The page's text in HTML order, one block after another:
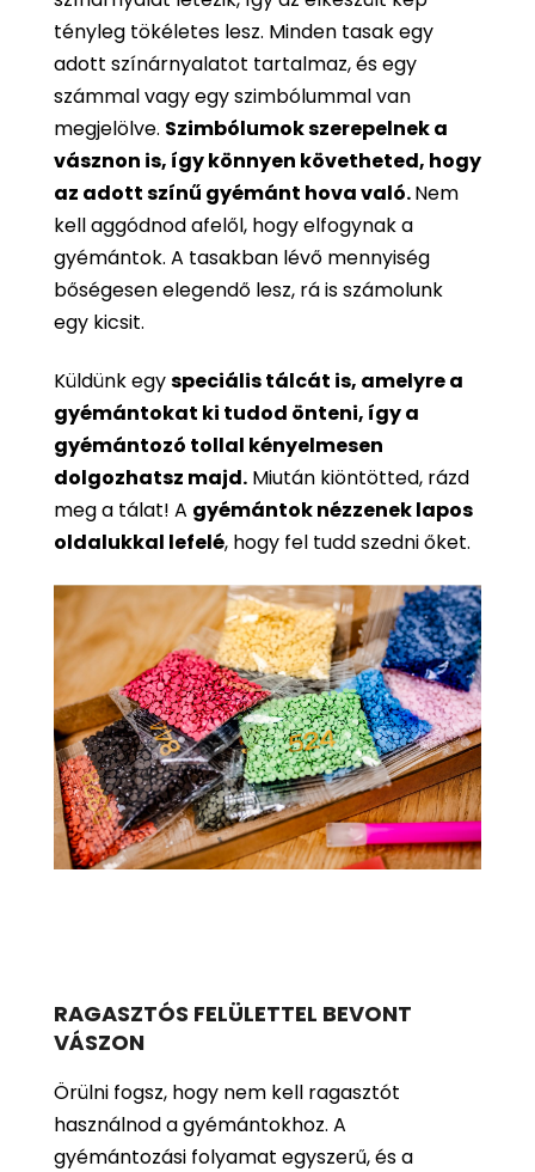
tényleg tökéletes lesz. Minden tasak egy
adott színárnyalatot tartalmaz, és egy
számmal vagy egy szimbólummal van
megjelölve. Szimbólumok szerepelnek a
vásznon is, így könnyen követheted, hogy
az adott színű gyémánt hova való.Nem
kell aggódnod afelől, hogy elfogynak a
gyémántok. A tasakban lévő mennyiség
bőségesen elegendő lesz, rá is számolunk
egy kicsit.
Küldünk egyspeciális tálcát is, amelyre a
gyémántokat ki tudod önteni, így a
gyémántozó tollal kényelmesen
dolgozhatsz majd. Miután kiöntötted, rázd
meg a tálat! A gyémántok nézzenek lapos
oldalukkal lefelé, hogy fel tudd szedni őket.
RAGASZTÓS FELÜLETTEL BEVONT
VÁSZON
Örülni fogsz, hogy nem kell ragasztót
használnod a gyémántokhoz. A
gyémántozási folyamat egyszerű, és a